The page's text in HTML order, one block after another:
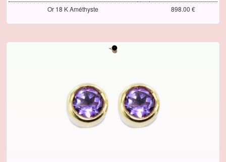
Or 18 K Améthyste 898.00 €